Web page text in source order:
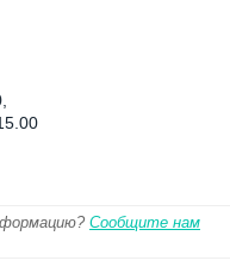
Сообщите нам